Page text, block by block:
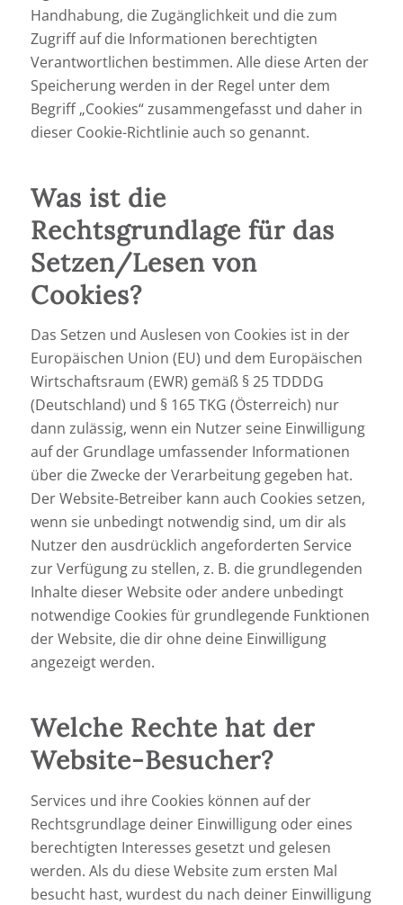
Handhabung, die Zugänglichkeit und die zum
Zugriff auf die Informationen berechtigten
Verantwortlichen bestimmen. Alle diese Arten der
Speicherung werden in der Regel unter dem
Begriff „Cookies“ zusammengefasst und daher in
dieser Cookie-Richtlinie auch so genannt.
Was ist die
Rechtsgrundlage für das
Setzen/Lesen von
Cookies?
Das Setzen und Auslesen von Cookies ist in der
Europäischen Union (EU) und dem Europäischen
Wirtschaftsraum (EWR) gemäß § 25 TDDDG
(Deutschland) und § 165 TKG (Österreich) nur
dann zulässig, wenn ein Nutzer seine Einwilligung
auf der Grundlage umfassender Informationen
über die Zwecke der Verarbeitung gegeben hat.
Der Website-Betreiber kann auch Cookies setzen,
wenn sie unbedingt notwendig sind, um dir als
Nutzer den ausdrücklich angeforderten Service
zur Verfügung zu stellen, z. B. die grundlegenden
Inhalte dieser Website oder andere unbedingt
notwendige Cookies für grundlegende Funktionen
der Website, die dir ohne deine Einwilligung
angezeigt werden.
Welche Rechte hat der
Website-Besucher?
Services und ihre Cookies können auf der
Rechtsgrundlage deiner Einwilligung oder eines
berechtigten Interesses gesetzt und gelesen
werden. Als du diese Website zum ersten Mal
besucht hast, wurdest du nach deiner Einwilligung